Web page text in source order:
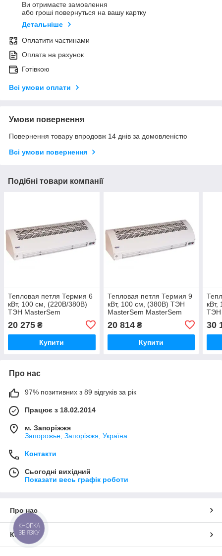
Ви отримаєте замовлення
або гроші повернуться на вашу картку
Детальніше
Оплатити частинами
Оплата на рахунок
Готівкою
Всі умови оплати
Умови повернення
Повернення товару впродовж 14 днів за домовленістю
Всі умови повернення
Подібні товари компанії
Тепловая петля Термия 6
кВт, 100 см, (220В/380В)
ТЭН MasterSem
20 275 ₴
Купити
Тепловая петля Термия 9
кВт, 100 см, (380В) ТЭН
MasterSem MasterSem
20 814₴
Купити
ТЭН
30
Про нас
97% позитивних з 89 відгуків за рік
Працює з 18.02.2014
м. Запоріжжя
Запорожье, Запоріжжя, Україна
Контакти
Сьогодні вихідний
Показати весь графік роботи
Про нас
Контакти
КНОПКА
ЗВ'ЯЗКУ